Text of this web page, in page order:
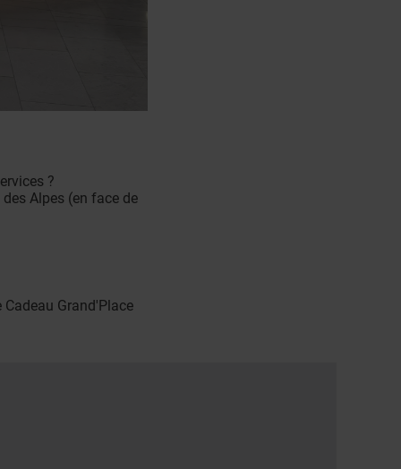
?
Alpes (en face de
Cadeau Grand'Place